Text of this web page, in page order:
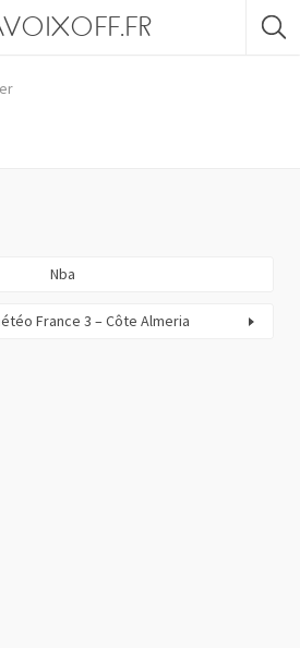
Nba
France 3 – Côte Almeria